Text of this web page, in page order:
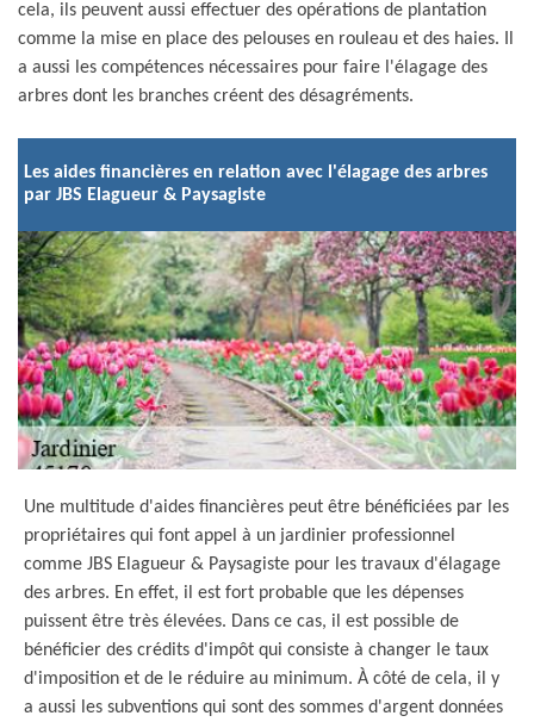
cela, ils peuvent aussi effectuer des opérations de plantation
comme la mise en place des pelouses en rouleau et des haies. Il
a aussi les compétences nécessaires pour faire l'élagage des
arbres dont les branches créent des désagréments.
Les aides financières en relation avec l'élagage des arbres
par JBS Elagueur & Paysagiste
Une multitude d'aides financières peut être bénéficiées par les
propriétaires qui font appel à un jardinier professionnel
comme JBS Elagueur & Paysagiste pour les travaux d'élagage
des arbres. En effet, il est fort probable que les dépenses
puissent être très élevées. Dans ce cas, il est possible de
bénéficier des crédits d'impôt qui consiste à changer le taux
d'imposition et de le réduire au minimum. À côté de cela, il y
a aussi les subventions qui sont des sommes d'argent données